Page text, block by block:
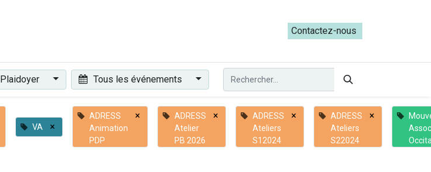
Les ateliers du Parcours ADRESS [mai-juin 2026]
Contactez-nous​​
Plaidoyer Tous les événements
VA ×
ADRESS
Animation
PDP
×
ADRESS
Atelier
PB 2026
×
ADRESS
Ateliers
S12024
×
ADRESS
Ateliers
S22024
×